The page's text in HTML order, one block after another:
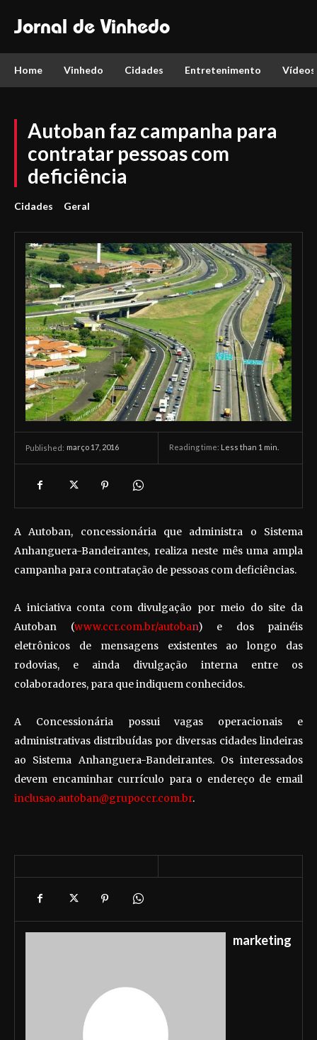
Jornal de Vinhedo
Home Vinhedo Cidades Entretenimento Vídeos
Autoban faz campanha para
contratar pessoas com
deficiência
Cidades Geral
Published: março 17, 2016 Reading time: Less than 1 min.
A Autoban, concessionária que administra o Sistema
Anhanguera-Bandeirantes, realiza neste mês uma ampla
campanha para contratação de pessoas com deficiências.
A iniciativa conta com divulgação por meio do site da
Autoban (www.ccr.com.br/autoban) e dos painéis
eletrônicos de mensagens existentes ao longo das
rodovias, e ainda divulgação interna entre os
colaboradores, para que indiquem conhecidos.
A Concessionária possui vagas operacionais e
administrativas distribuídas por diversas cidades lindeiras
ao Sistema Anhanguera-Bandeirantes. Os interessados
devem encaminhar currículo para o endereço de email
inclusao.autoban@grupoccr.com.br.
marketing